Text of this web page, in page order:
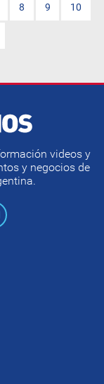
8 9 10
videos y
y negocios de